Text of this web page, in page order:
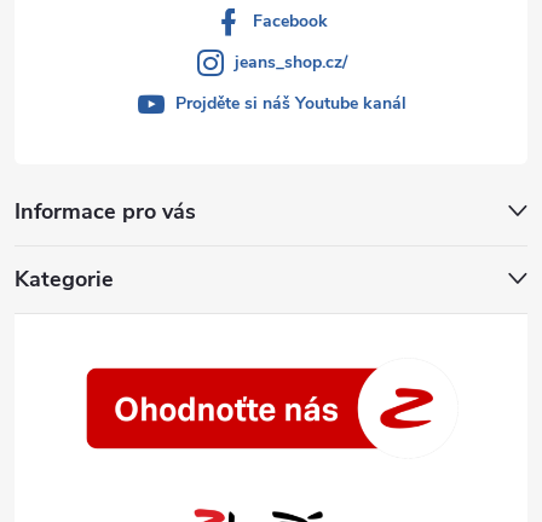
Informace pro vás
Kategorie
Facebook
jeans_shop.cz/
Projděte si náš Youtube kanál